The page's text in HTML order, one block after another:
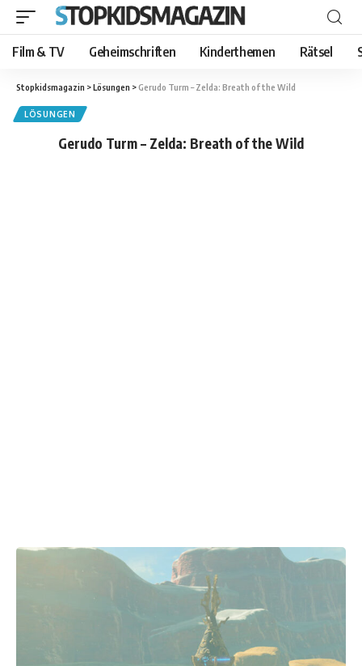
Film & TV Geheimschriften Kinderthemen Rätsel
Stopkidsmagazin >Lösungen >Gerudo Turm – Zelda: Breath of the Wild
LÖSUNGEN
Gerudo Turm – Zelda: Breath of the Wild